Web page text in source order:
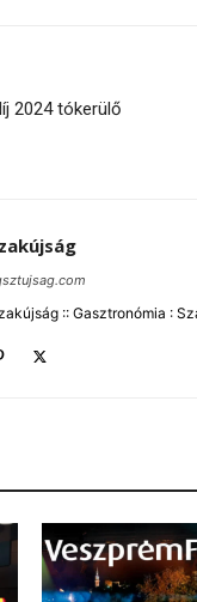
2024 tókerülő
:: Gasztronómia :